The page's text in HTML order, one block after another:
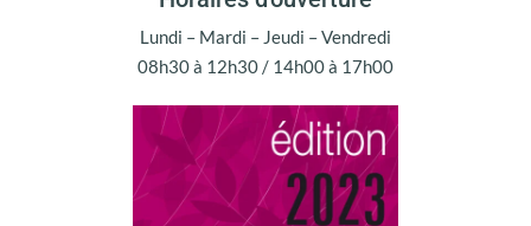
Lundi – Mardi – Jeudi – Vendredi
08h30 à 12h30 / 14h00 à 17h00